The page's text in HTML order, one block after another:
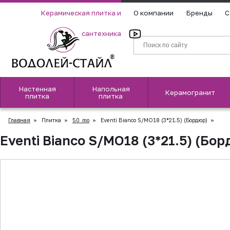
Керамическая плитка и
сантехника
О компании Бренды
Настенная
плитка
Напольная
плитка
Керамогранит
Главная » Плитка » 50_mo » Eventi Bianco S/MO18 (3*21.5) (Бордюр) »
Eventi Bianco S/MO18 (3*21.5)